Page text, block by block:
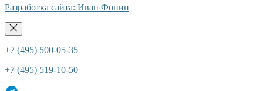
Разработка сайта: Иван Фонин
+7 (495) 500-05-35
+7 (495) 519-10-50